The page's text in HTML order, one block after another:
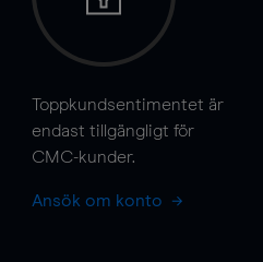
Toppkundsentimentet är
endast tillgängligt för
CMC-kunder.
Ansök om konto